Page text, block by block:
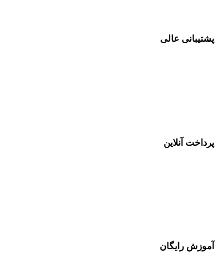
پشتیبانی عالی
پرداخت آنلاین
آموزش رایگان